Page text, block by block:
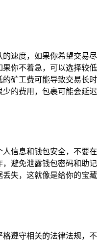
速度，如果你希望交易尽
你不着急，可以选择较低
矿工费可能导致交易长时
的费用，包裹可能会延迟
信息和钱包安全，不要在
避免泄露钱包密码和助记
失，这就像是给你的宝藏
遵守相关的法律法规，不